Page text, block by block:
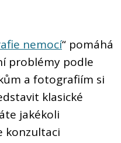
nemocí“ pomáhá
problémy podle
a fotografiím si
klasické
jakékoli
konzultaci